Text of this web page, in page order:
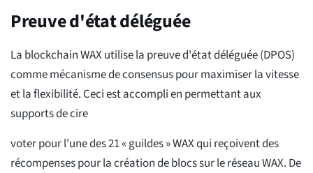
Preuve d'état déléguée
La blockchain WAX utilise la preuve d'état déléguée (DPOS)
comme mécanisme de consensus pour maximiser la vitesse
et la flexibilité. Ceci est accompli en permettant aux
supports de cire
voter pour l'une des 21 « guildes » WAX qui reçoivent des
récompenses pour la création de blocs sur le réseau WAX. De